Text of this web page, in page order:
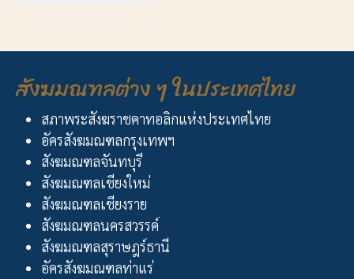
สังฆมณฑลต่าง ๆ ในประเทศไทย
สภาพระสังฆราชคาทอลิกแห่งประเทศไทย
อัครสังฆมณฑลกรุงเทพฯ
สังฆมณฑลจันทบุรี
สังฆมณฑลเชียงใหม่
สังฆมณฑลเชียงราย
สังฆมณฑลนครสวรรค์
สังฆมณฑลสุราษฎร์ธานี
อัครสังฆมณฑลท่าแร่